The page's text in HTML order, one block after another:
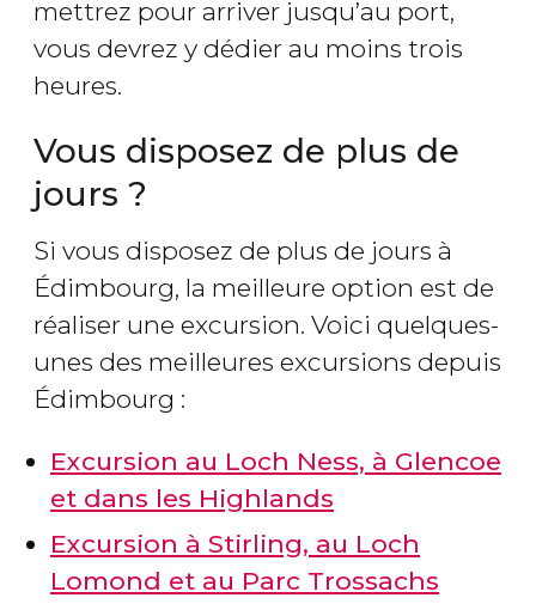
mettrez pour arriver jusqu’au port,
vous devrez y dédier au moins trois
heures.
Vous disposez de plus de
jours ?
Si vous disposez de plus de jours à
Édimbourg, la meilleure option est de
réaliser une excursion. Voici quelques-
unes des meilleures excursions depuis
Édimbourg :
Excursion au Loch Ness, à Glencoe
et dans les Highlands
Excursion à Stirling, au Loch
Lomond et au Parc Trossachs